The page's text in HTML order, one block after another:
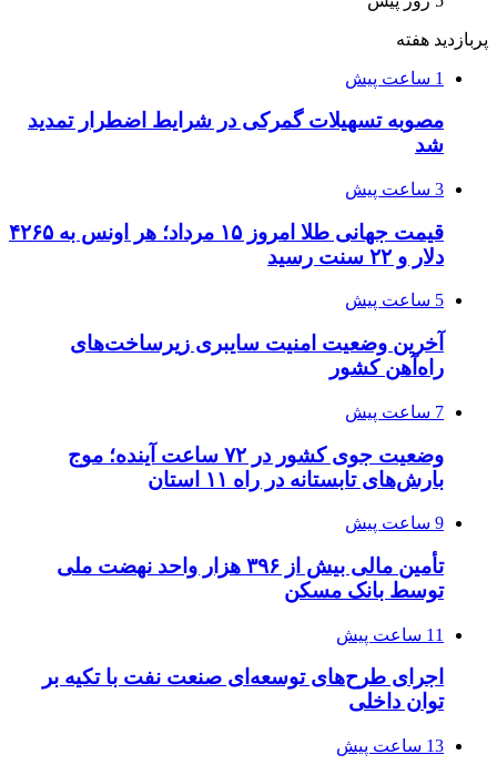
پربازدید هفته
1 ساعت پیش
مصوبه تسهیلات گمرکی در شرایط اضطرار تمدید
شد
3 ساعت پیش
قیمت جهانی طلا امروز ۱۵ مرداد؛ هر اونس به ۴۲۶۵
دلار و ۲۲ سنت رسید
5 ساعت پیش
آخرین وضعیت امنیت سایبری زیرساخت‌های
راه‌آهن کشور
7 ساعت پیش
وضعیت جوی کشور در ۷۲ ساعت آینده؛ موج
بارش‌های تابستانه در راه ۱۱ استان
9 ساعت پیش
تأمین مالی بیش از ۳۹۶ هزار واحد نهضت ملی
توسط بانک مسکن
11 ساعت پیش
اجرای طرح‌های توسعه‌ای صنعت نفت با تکیه بر
توان داخلی
13 ساعت پیش